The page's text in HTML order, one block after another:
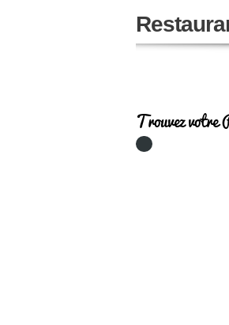
Trouvez votre